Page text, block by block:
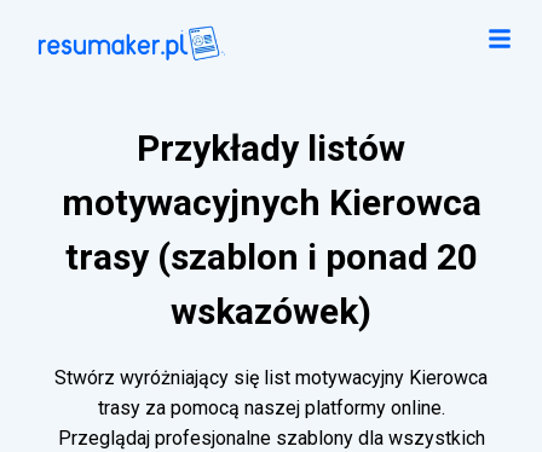
Przykłady listów
motywacyjnych Kierowca
trasy (szablon i ponad 20
wskazówek)
Stwórz wyróżniający się list motywacyjny Kierowca
trasy za pomocą naszej platformy online.
Przeglądaj profesjonalne szablony dla wszystkich